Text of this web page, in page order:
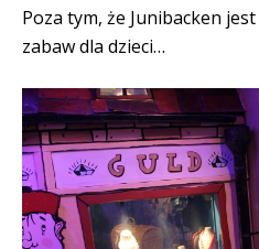
Poza tym, że Junibacken
zabaw dla dzieci…